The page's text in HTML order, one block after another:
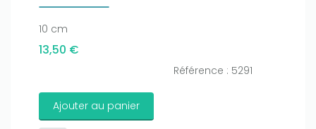
10 cm
13,50 €
Référence : 5291
Ajouter au panier